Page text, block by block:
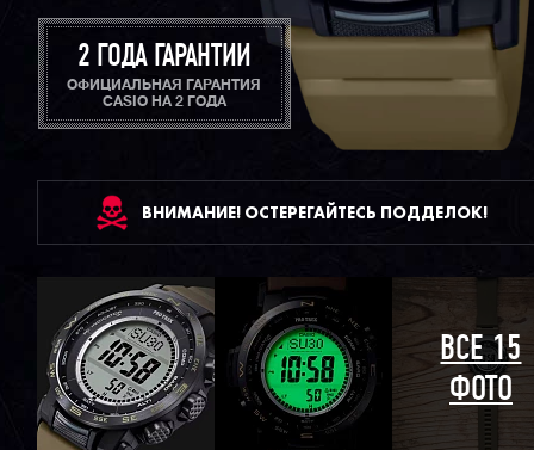
2 ГОДА ГАРАНТИИ
ОФИЦИАЛЬНАЯ ГАРАНТИЯ
CASIO НА 2 ГОДА
ВНИМАНИЕ! ОСТЕРЕГАЙТЕСЬ ПОДДЕЛОК!
ВСЕ 15
ФОТО